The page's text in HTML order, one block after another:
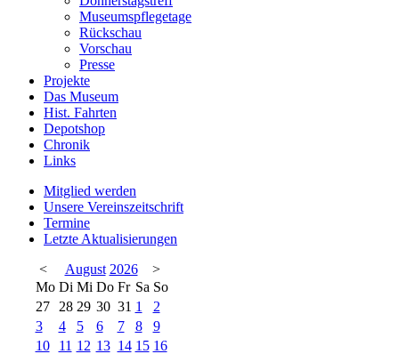
Museumspflegetage
Rückschau
Vorschau
Presse
Projekte
Das Museum
Hist. Fahrten
Depotshop
Chronik
Links
Mitglied werden
Unsere Vereinszeitschrift
Termine
Letzte Aktualisierungen
<
August 2026
>
Mo Di Mi Do Fr Sa So
27
28 29 30 31 1
2
3
4 5 6 7 8
9
10
11 12 13 14 15 16